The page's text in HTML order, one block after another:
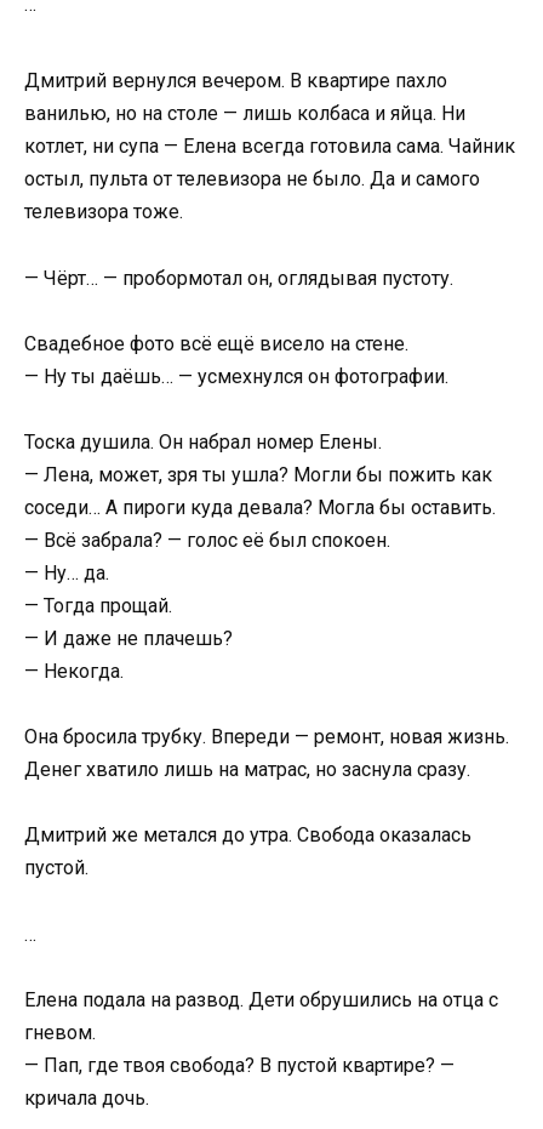
Дмитрий вернулся вечером. В квартире пахло
ванилью, но на столе — лишь колбаса и яйца. Ни
котлет, ни супа — Елена всегда готовила сама. Чайник
остыл, пульта от телевизора не было. Да и самого
телевизора тоже.
— Чёрт… — пробормотал он, оглядывая пустоту.
Свадебное фото всё ещё висело на стене.
— Ну ты даёшь… — усмехнулся он фотографии.
Тоска душила. Он набрал номер Елены.
— Лена, может, зря ты ушла? Могли бы пожить как
соседи… А пироги куда девала? Могла бы оставить.
— Всё забрала? — голос её был спокоен.
— Ну… да.
— Тогда прощай.
— И даже не плачешь?
— Некогда.
Она бросила трубку. Впереди — ремонт, новая жизнь.
Денег хватило лишь на матрас, но заснула сразу.
Дмитрий же метался до утра. Свобода оказалась
пустой.
…
Елена подала на развод. Дети обрушились на отца с
гневом.
— Пап, где твоя свобода? В пустой квартире? —
кричала дочь.